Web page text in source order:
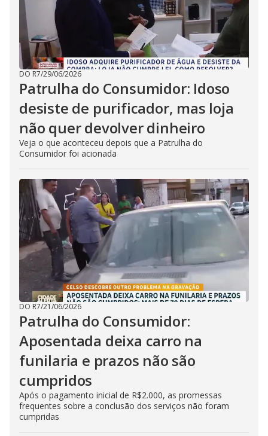
DO R7/29/06/2026
Patrulha do Consumidor: Idoso
desiste de purificador, mas loja
não quer devolver dinheiro
Veja o que aconteceu depois que a Patrulha do
Consumidor foi acionada
DO R7/21/06/2026
Patrulha do Consumidor:
Aposentada deixa carro na
funilaria e prazos não são
cumpridos
Após o pagamento inicial de R$2.000, as promessas
frequentes sobre a conclusão dos serviços não foram
cumpridas